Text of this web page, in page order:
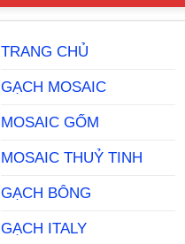
TRANG CHỦ
GẠCH MOSAIC
MOSAIC GỐM
MOSAIC THUỶ TINH
GẠCH BÔNG
GẠCH ITALY